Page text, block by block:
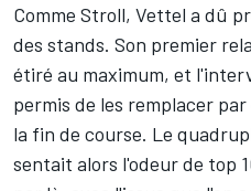
Comme Stroll, Vettel a dû
des stands. Son premier
étiré au maximum, et
permis de les remplacer
la fin de course. Le
sentait alors l'odeur de top